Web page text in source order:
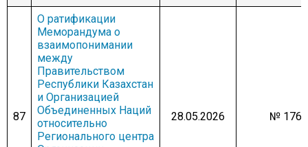
87
О ратификации
Меморандума о
взаимопонимании
между
Правительством
Республики Казахстан
и Организацией
Объединенных Наций
относительно
Регионального центра
28.05.2026 № 1767